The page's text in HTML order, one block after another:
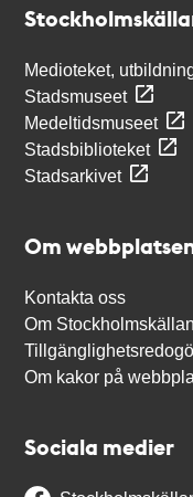
Medioteket,
Stadsmuseet
Medeltidsmuseet
Stadsbiblioteket
Stadsarkivet
Om
Kontakta oss
Om Stockholmskällan
Om kakor på
Sociala medier